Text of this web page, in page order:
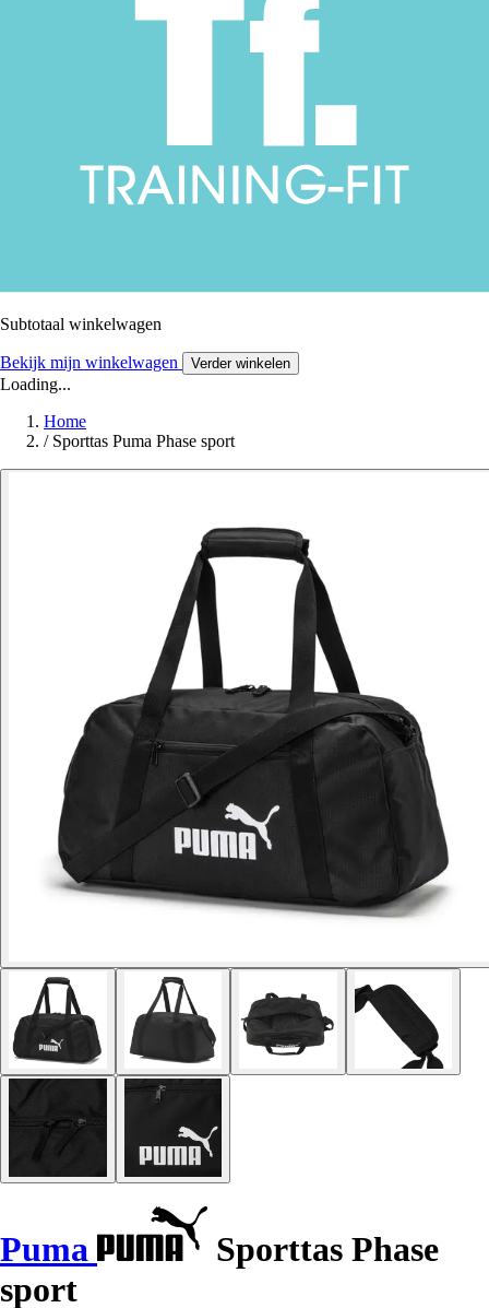
Subtotaal winkelwagen
Bekijk mijn winkelwagen Verder winkelen
Loading...
Home
/ Sporttas Puma Phase sport
Puma
Sporttas Phase
sport